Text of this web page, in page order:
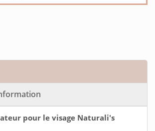
pour le visage Naturali's